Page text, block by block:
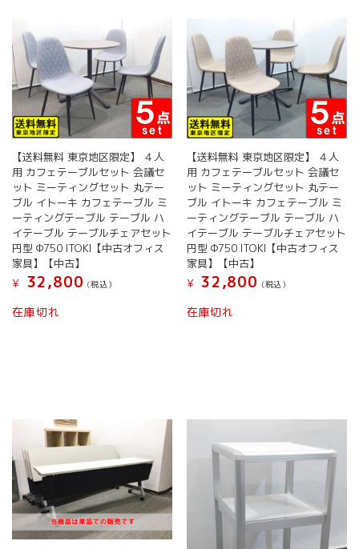
【送料無料 東京地区限定】 ４人
用 カフェテーブルセット 会議セ
ット ミーティングセット 丸テー
ブル イトーキ カフェテーブル ミ
ーティングテーブル テーブル ハ
イテーブル テーブルチェアセット
円型 Φ750 ITOKI【中古オフィス
家具】【中古】
¥
32,800 (税込）
在庫切れ
【送料無料 東京地区限定】 ４人
用 カフェテーブルセット 会議セ
ット ミーティングセット 丸テー
ブル イトーキ カフェテーブル ミ
ーティングテーブル テーブル ハ
イテーブル テーブルチェアセット
円型 Φ750 ITOKI【中古オフィス
家具】【中古】
¥
32,800 (税込）
在庫切れ